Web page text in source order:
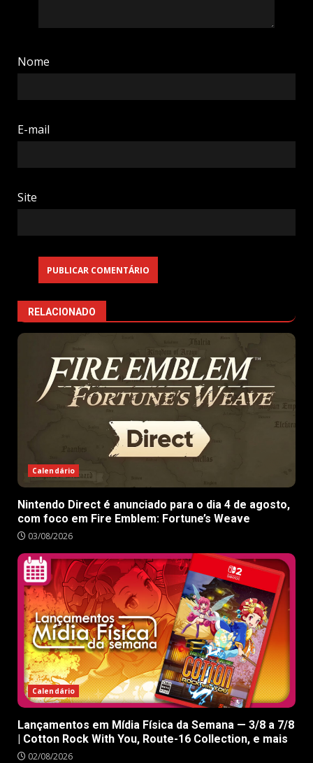
Nome
E-mail
Site
RELACIONADO
Calendário
Nintendo Direct é anunciado para o dia 4 de agosto,
com foco em Fire Emblem: Fortune’s Weave
03/08/2026
Calendário
Lançamentos em Mídia Física da Semana — 3/8 a 7/8
| Cotton Rock With You, Route-16 Collection, e mais
02/08/2026